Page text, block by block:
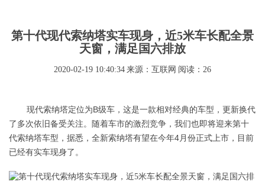
第十代现代索纳塔实车现身，近5米车长配全景
天窗，满足国六排放
2020-02-19 10:40:34 来源：互联网 阅读：26
现代索纳塔定位为B级车，这是一款相对经典的车型，更新换代
了多次依旧备受关注。随着车市的激烈竞争，我们也即将迎来第十
代索纳塔车型，据悉，全新索纳塔有望在今年4月份正式上市，目前
已经有实车现身了。